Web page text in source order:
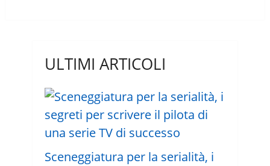
ULTIMI ARTICOLI
Sceneggiatura per la serialità, i